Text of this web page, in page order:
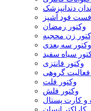
دندانپزشک
فود آشپز
وکتور رمضان
زن محجبه
وکتور سه بعدی
سیاه سفید
وکتور فانتزی
فعالیت گروهی
وکتور فلت
وکتور فلش
و کارت پستال
کاراکتر انسان